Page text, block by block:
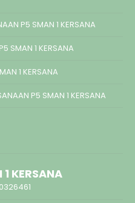
P5 SMAN 1 KERSANA
SMAN 1 KERSANA
1 KERSANA
P5 SMAN 1 KERSANA
1 KERSANA